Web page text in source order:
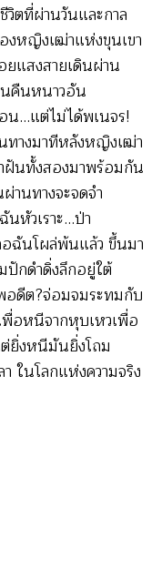
ตที่ผ่านวันและกาล
งหญิงเฒ่าแห่งขุนเขา
ยแสงสายเดินผ่าน
นคืนหนาวอัน
…แต่ไม่ได้พเนจร!
ทางมาทีหลังหญิงเฒ่า
ฝันทั้งสองมาพร้อมกัน
านทางจะจดจำ
นหัวเราะ…ป่า
ฉันโผล่พ้นแล้ว ขึ้นมา
ปักดำดิ่งลึกอยู่ใต้
อดีต?จ่อมจมระทมกับ
พื่อหนีจากหุบเหวเพื่อ
ยิ่งหนีมันยิ่งโถม
ในโลกแห่งความจริง